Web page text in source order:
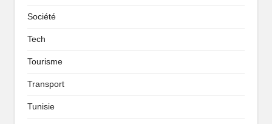
Société
Tech
Tourisme
Transport
Tunisie